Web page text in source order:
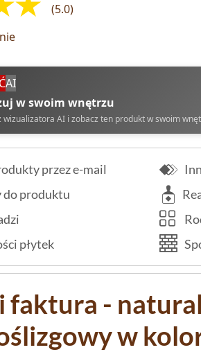
(5.0)
AI
w swoim wnętrzu
wizualizatora AI i zobacz ten produkt w swoim
przez e-mail
do produktu
płytek
faktura -
w